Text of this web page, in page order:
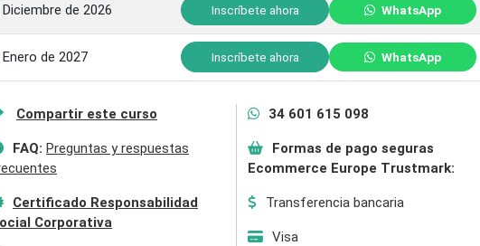
de 2026 Inscríbete ahora WhatsApp
de 2027 Inscríbete ahora WhatsApp
Compartir este curso
FAQ: Preguntas y respuestas
Certificado Responsabilidad
Corporativa
34 601 615 098
Formas de pago seguras
Ecommerce Europe Trustmark:
Transferencia bancaria
Visa